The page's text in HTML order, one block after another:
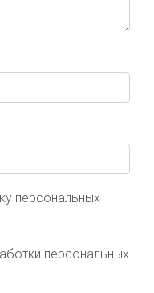
персональных
персональных